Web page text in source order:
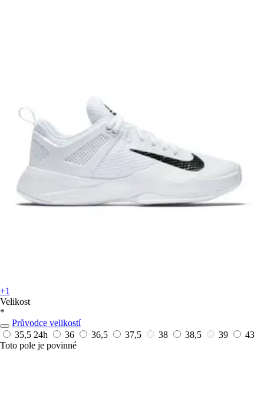
+1
Velikost
*
Průvodce velikostí
35,5 24h 36 36,5 37,5 38 38,5 39
43
Toto pole je povinné